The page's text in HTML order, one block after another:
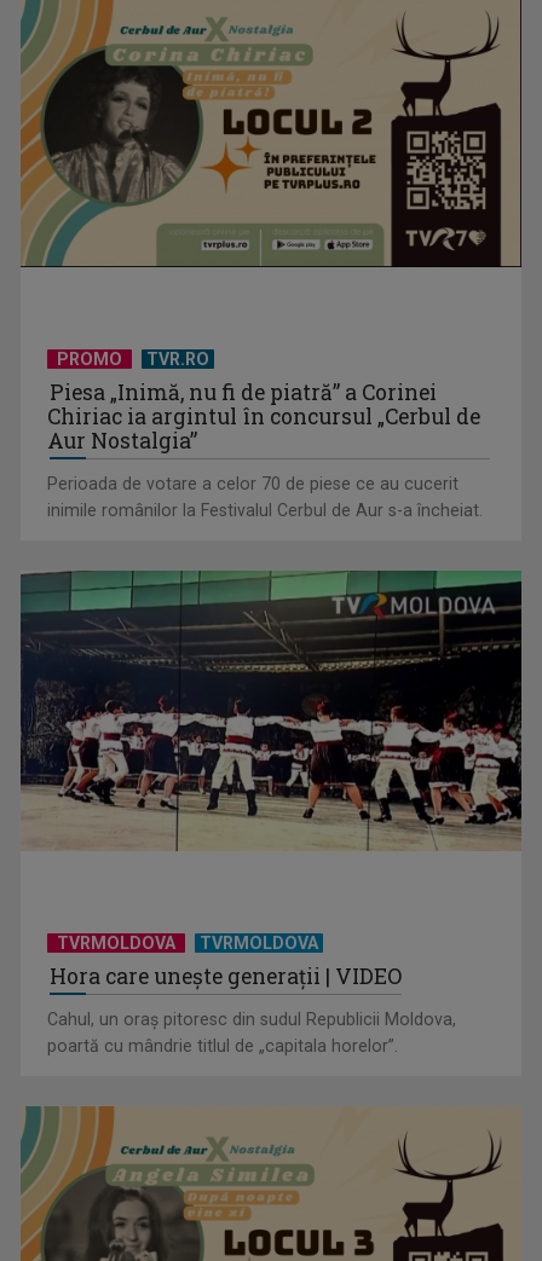
Visul începe la „Vedeta Familiei”! Au început înscrierile
pentru sezonul 9
David Popovici atacă o performanţă istorică la Europene. În
direct şi în ...
„Frații Jderi”, superproducția inspirată din opera lui Mihail
Sadoveanu, la ...
”Un doctor pentru dumneavoastră” vine cu informații
esențiale pentru o stare ...
PROMO TVR.RO
Piesa „Inimă, nu fi de piatră” a Corinei
Chiriac ia argintul în concursul „Cerbul de
Aur Nostalgia”
Perioada de votare a celor 70 de piese ce au cucerit
inimile românilor la Festivalul Cerbul de Aur s-a încheiat.
TVRMOLDOVA TVRMOLDOVA
Hora care unește generații | VIDEO
Cahul, un oraș pitoresc din sudul Republicii Moldova,
poartă cu mândrie titlul de „capitala horelor”.